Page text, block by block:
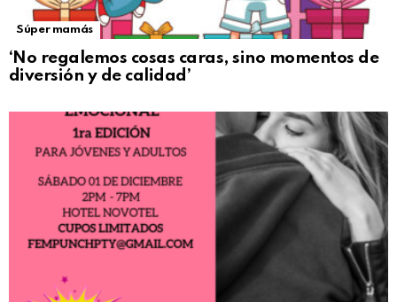
Súper mamás
‘No regalemos cosas caras, sino momentos de
diversión y de calidad’